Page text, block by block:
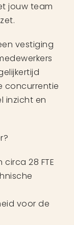
jouw team
vestiging
concurrentie
inzicht en
28 FTE
voor de